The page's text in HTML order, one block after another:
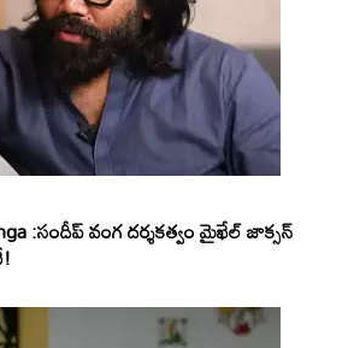
:సందీప్ వంగ దర్శకత్వం మైఖేల్ జాక్సన్